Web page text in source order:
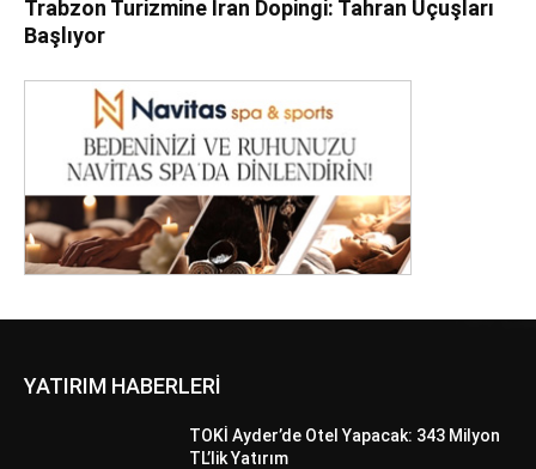
Trabzon Turizmine İran Dopingi: Tahran Uçuşları
Başlıyor
YATIRIM HABERLERİ
TOKİ Ayder’de Otel Yapacak: 343 Milyon
TL’lik Yatırım